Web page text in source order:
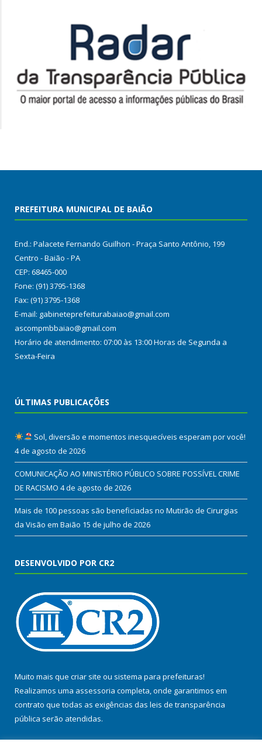
PREFEITURA MUNICIPAL DE BAIÃO
End.: Palacete Fernando Guilhon - Praça Santo Antônio, 199
Centro - Baião - PA
CEP: 68465-000
Fone: (91) 3795-1368
Fax: (91) 3795-1368
E-mail: gabineteprefeiturabaiao@gmail.com
ascompmbbaiao@gmail.com
Horário de atendimento: 07:00 às 13:00 Horas de Segunda a
Sexta-Feira
ÚLTIMAS PUBLICAÇÕES
Sol, diversão e momentos inesquecíveis esperam por você!
4 de agosto de 2026
COMUNICAÇÃO AO MINISTÉRIO PÚBLICO SOBRE POSSÍVEL CRIME
DE RACISMO 4 de agosto de 2026
Mais de 100 pessoas são beneficiadas no Mutirão de Cirurgias
da Visão em Baião 15 de julho de 2026
DESENVOLVIDO POR CR2
Muito mais que criar site ou sistema para prefeituras!
Realizamos uma assessoria completa, onde garantimos em
contrato que todas as exigências das leis de transparência
pública serão atendidas.